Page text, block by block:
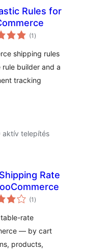
Rules for
(1 értékelés
összesen
)
shipping rules
builder and a
tracking
aktív telepítés
Rate
(1 értékelés
összesen
)
rate
— by cart
products,